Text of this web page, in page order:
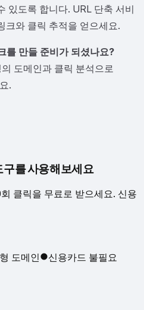
있도록 합니다. URL 단축 서비
크와 클릭 추적을 얻으세요.
만들 준비가 되셨나요?
도메인과 클릭 분석으로
.
구를 사용해보세요
클릭을 무료로 받으세요. 신용
도메인
신용카드 불필요